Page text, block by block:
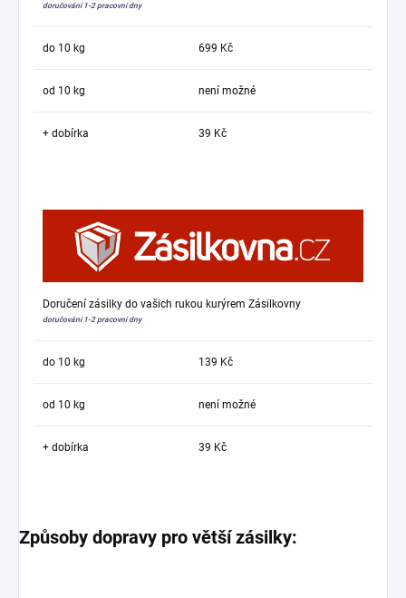
doručování 1-2 pracovní dny
do 10 kg 699 Kč
od 10 kg není možné
+ dobírka 39 Kč
Doručení zásilky do vašich rukou kurýrem Zásilkovny
doručování 1-2 pracovní dny
do 10 kg 139 Kč
od 10 kg není možné
+ dobírka 39 Kč
Způsoby dopravy pro větší zásilky: